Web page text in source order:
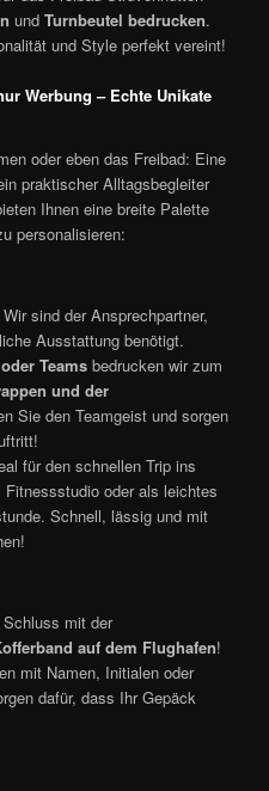
undTurnbeutel bedrucken.
und Style perfekt vereint!
Werbung – Echte Unikate
oder eben das Freibad: Eine
praktischer Alltagsbegleiter
Ihnen eine breite Palette
personalisieren:
Wir sind der Ansprechpartner,
Ausstattung benötigt.
Teamsbedrucken wir zum
und der
Sie den Teamgeist und sorgen
für den schnellen Trip ins
oder als leichtes
Schnell, lässig und mit
Schluss mit der
auf dem Flughafen!
mit Namen, Initialen oder
dafür, dass Ihr Gepäck